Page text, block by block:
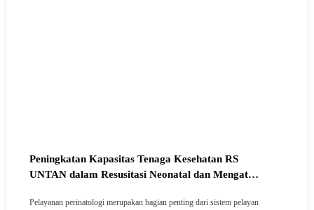
Peningkatan Kapasitas Tenaga Kesehatan RS
UNTAN dalam Resusitasi Neonatal dan Mengatasi
Pelayanan perinatologi merupakan bagian penting dari sistem pelayan